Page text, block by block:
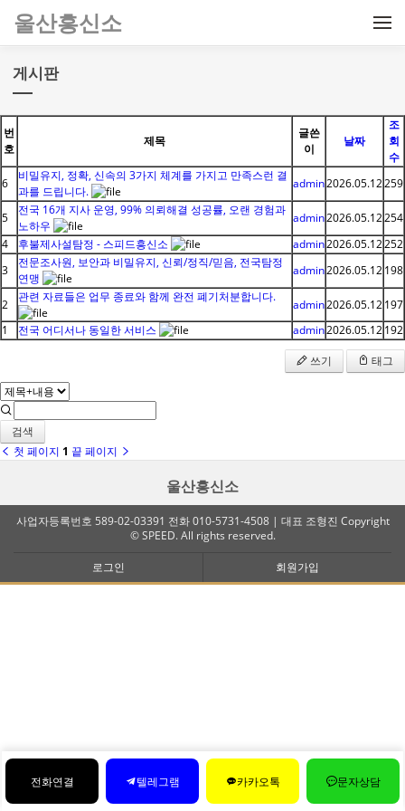
울산흥신소
게시판
번
호
제목
글쓴
이
날짜
조
회
수
6
비밀유지, 정확, 신속의 3가지 체계를 가지고 만족스런 결
과를 드립니다.
admin2026.05.12259
5
전국 16개 지사 운영, 99% 의뢰해결 성공률, 오랜 경험과
노하우
admin2026.05.12254
4
후불제사설탐정 - 스피드흥신소 admin2026.05.12252
3
전문조사원, 보안과 비밀유지, 신뢰/정직/믿음, 전국탐정
연맹
admin2026.05.12198
2
관련 자료들은 업무 종료와 함께 완전 폐기처분합니다.
admin2026.05.12197
1
전국 어디서나 동일한 서비스 admin2026.05.12192
쓰기
태그
검색
첫 페이지 1 끝 페이지
울산흥신소
사업자등록번호 589-02-03391 전화 010-5731-4508 | 대표 조형진 Copyright
© SPEED. All rights reserved.
로그인 회원가입
전화연결 텔레그램 카카오톡 문자상담